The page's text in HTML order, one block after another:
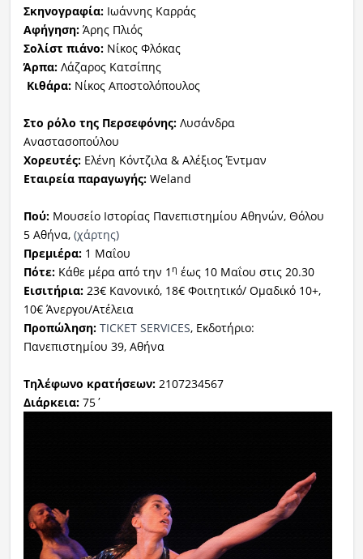
Σκηνογραφία:Ιωάννης Καρράς
Αφήγηση:Άρης Πλιός
Σολίστ πιάνο:Νίκος Φλόκας
Άρπα:Λάζαρος Κατσίπης
Κιθάρα:Νίκος Αποστολόπουλος
Στο ρόλο της Περσεφόνης:Λυσάνδρα
Αναστασοπούλου
Χορευτές:Ελένη Κόντζιλα & Αλέξιος Έντμαν
Εταιρεία παραγωγής:Weland
Πού: Μουσείο Ιστορίας Πανεπιστημίου Αθηνών, Θόλου
5 Αθήνα, (χάρτης)
Πρεμιέρα: 1 Μαΐου
Πότε: Κάθε μέρα από την 1 η έως 10 Μαΐου στις 20.30
Εισιτήρια: 23€ Κανονικό, 18€ Φοιτητικό/ Ομαδικό 10+,
10€ Άνεργοι/Ατέλεια
Προπώληση: TICKET SERVICES, Εκδοτήριο:
Πανεπιστημίου 39, Αθήνα
Τηλέφωνο κρατήσεων:2107234567
Διάρκεια:75΄